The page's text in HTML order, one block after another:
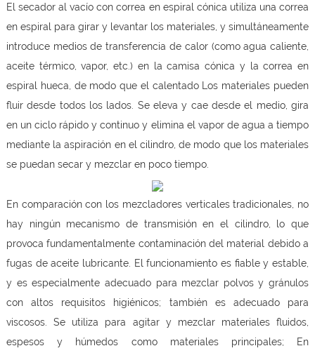
El secador al vacío con correa en espiral cónica utiliza una correa
en espiral para girar y levantar los materiales, y simultáneamente
introduce medios de transferencia de calor (como agua caliente,
aceite térmico, vapor, etc.) en la camisa cónica y la correa en
espiral hueca, de modo que el calentado Los materiales pueden
fluir desde todos los lados. Se eleva y cae desde el medio, gira
en un ciclo rápido y continuo y elimina el vapor de agua a tiempo
mediante la aspiración en el cilindro, de modo que los materiales
se puedan secar y mezclar en poco tiempo.
En comparación con los mezcladores verticales tradicionales, no
hay ningún mecanismo de transmisión en el cilindro, lo que
provoca fundamentalmente contaminación del material debido a
fugas de aceite lubricante. El funcionamiento es fiable y estable,
y es especialmente adecuado para mezclar polvos y gránulos
con altos requisitos higiénicos; también es adecuado para
viscosos. Se utiliza para agitar y mezclar materiales fluidos,
espesos y húmedos como materiales principales; En